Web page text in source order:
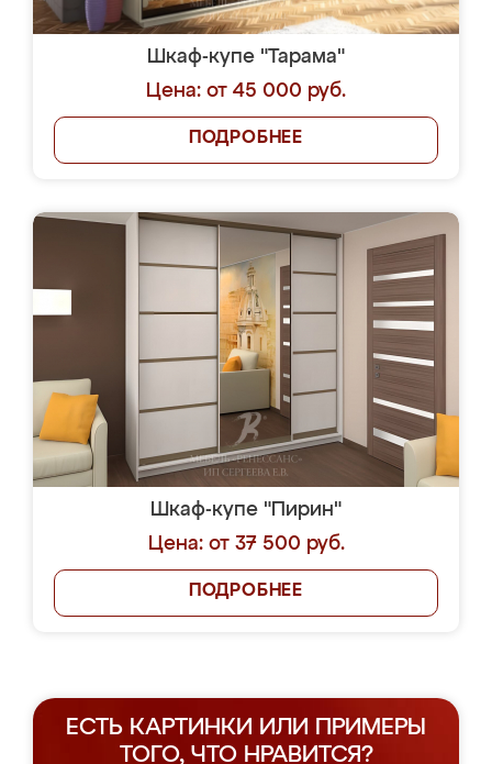
Шкаф-купе "Тарама"
Цена: от 45 000 руб.
ПОДРОБНЕЕ
Шкаф-купе "Пирин"
Цена: от 37 500 руб.
ПОДРОБНЕЕ
ЕСТЬ КАРТИНКИ ИЛИ ПРИМЕРЫ
ТОГО, ЧТО НРАВИТСЯ?